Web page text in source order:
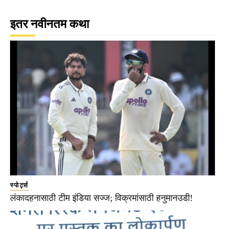
इतर नवीनतम कथा
स्पोर्ट्स
लंकादहनासाठी टीम इंडिया सज्ज; विक्रमांसाठी हनुमानउडी!